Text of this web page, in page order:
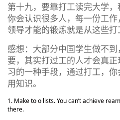
第十九，要靠打工读完大学
你会认识很多人，每一份工作
领导才能的锻炼就是从这些打
感想：大部分中国学生做不
要，其实打过工的人才会真
习的一种手段，通过打工，
用知识。
Make to o lists. You can’t achieve
there.